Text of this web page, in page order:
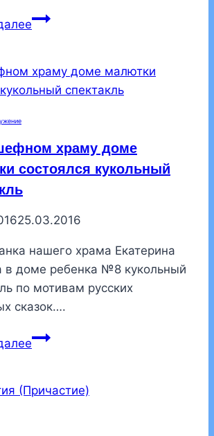
Прихожане
продолжают
кормить
храму доме
состоялся кукольный
25.03.2016
нашего храма Екатерина
в доме ребенка №8 кукольный
по мотивам русских
сказок….
В
доме